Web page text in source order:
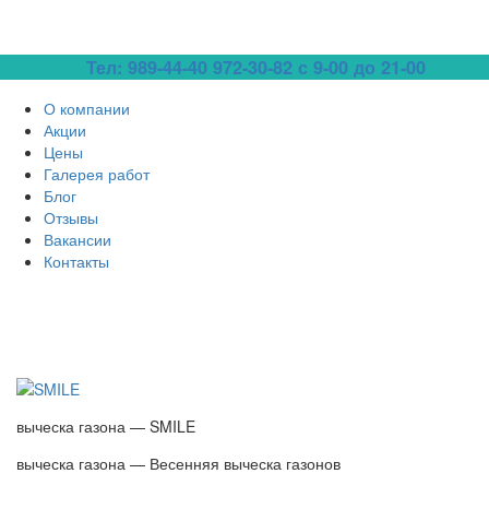
Тел: 989-44-40 972-30-82 с 9-00 до 21-00
О компании
Акции
Цены
Галерея работ
Блог
Отзывы
Вакансии
Контакты
выческа газона — SMILE
выческа газона — Весенняя выческа газонов